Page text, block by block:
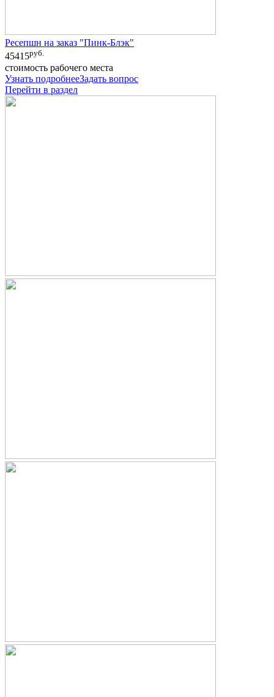
Ресепшн на заказ "Пинк-Блэк"
45415руб.
стоимость рабочего места
Узнать подробнееЗадать вопрос
Перейти в раздел